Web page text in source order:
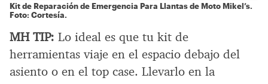
Kit de Reparación de Emergencia Para Llantas de Moto Mikel’s.
Foto: Cortesía.
MH TIP: Lo ideal es que tu kit de
herramientas viaje en el espacio debajo del
asiento o en el top case. Llevarlo en la